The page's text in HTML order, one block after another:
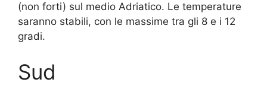
(non forti) sul medio Adriatico. Le temperature
saranno stabili, con le massime tra gli 8 e i 12
gradi.
Sud